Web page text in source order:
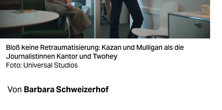
wahrheit
verlag
verlag
veranstaltungen
shop
Bloß keine Retraumatisierung: Kazan und Mulligan als die
Journalistinnen Kantor und Twohey
Foto: Universal Studios
Von Barbara Schweizerhof